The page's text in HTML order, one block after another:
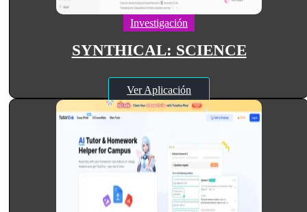
Investigación
SYNTHICAL: SCIENCE
Ver Aplicación